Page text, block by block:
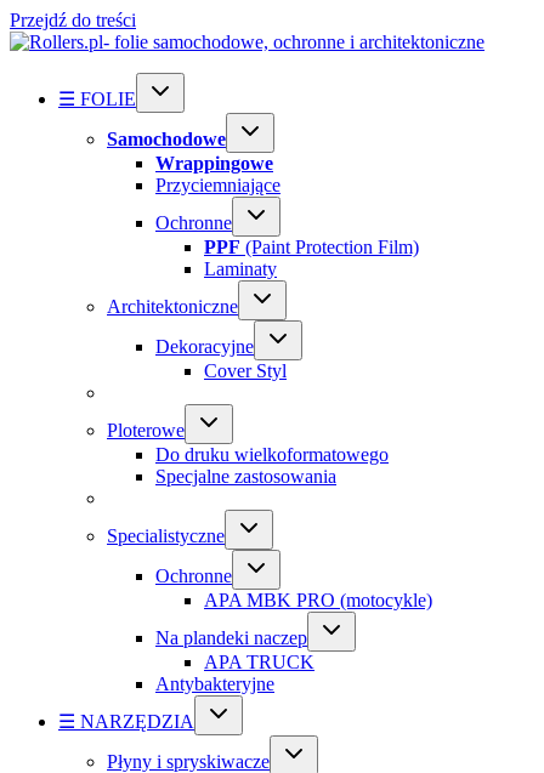
Przejdź do treści
☰ FOLIE
Samochodowe
Wrappingowe
Przyciemniające
Ochronne
PPF (Paint Protection Film)
Laminaty
Architektoniczne
Dekoracyjne
Cover Styl
Ploterowe
Do druku wielkoformatowego
Specjalne zastosowania
Specialistyczne
Ochronne
APA MBK PRO (motocykle)
Na plandeki naczep
APA TRUCK
Antybakteryjne
☰ NARZĘDZIA
Płyny i spryskiwacze